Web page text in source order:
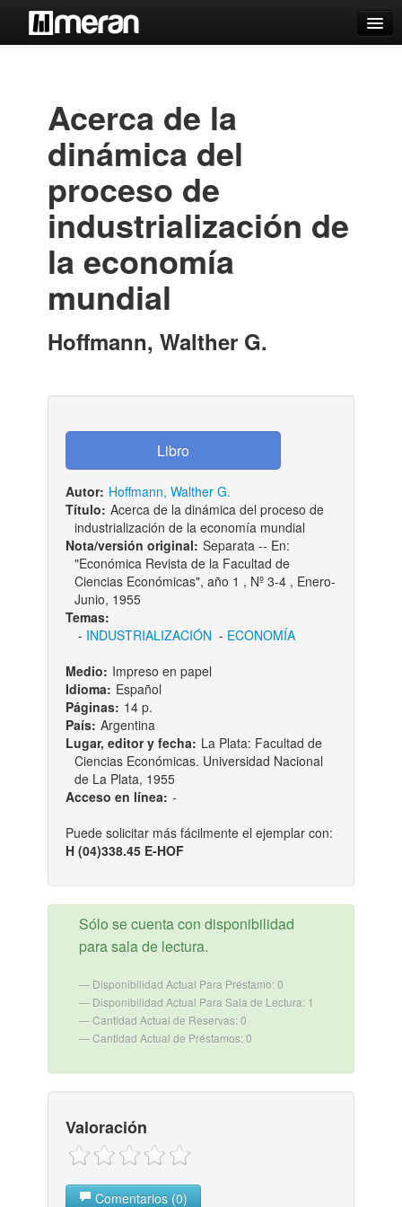
Estantes Virtuales
Contacto
Iniciar sesión
Acerca de la
dinámica del
proceso de
industrialización de
la economía
mundial
Hoffmann, Walther G.
Autor: Hoffmann, Walther G.
Título: Acerca de la dinámica del proceso de
industrialización de la economía mundial
Nota/versión original: Separata -- En:
"Económica Revista de la Facultad de
Ciencias Económicas", año 1 , Nº 3-4 , Enero-
Junio, 1955
Temas:
- INDUSTRIALIZACIÓN - ECONOMÍA
Medio: Impreso en papel
Idioma: Español
Páginas: 14 p.
País: Argentina
Lugar, editor y fecha: La Plata: Facultad de
Ciencias Económicas. Universidad Nacional
de La Plata, 1955
Acceso en línea: -
Puede solicitar más fácilmente el ejemplar con:
H (04)338.45 E-HOF
Sólo se cuenta con disponibilidad
para sala de lectura.
Disponibilidad Actual Para Préstamo: 0
Disponibilidad Actual Para Sala de Lectura: 1
Cantidad Actual de Reservas: 0
Cantidad Actual de Préstamos: 0
Valoración
Comentarios (0)